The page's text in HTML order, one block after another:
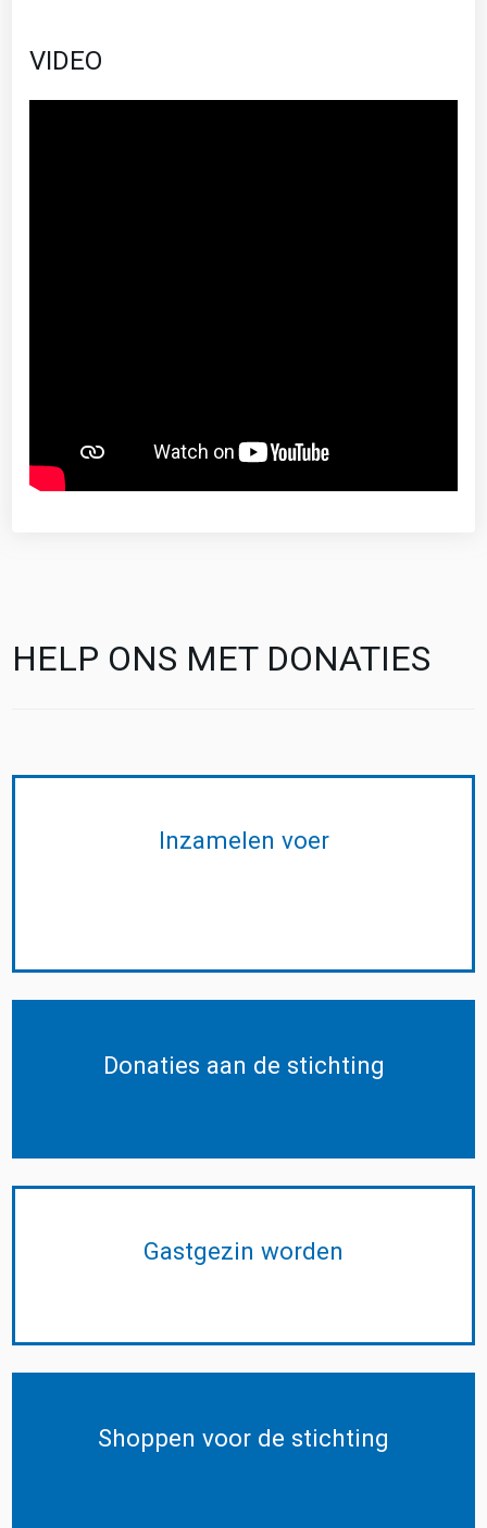
VIDEO
HELP ONS MET DONATIES
Inzamelen voer
Donaties aan de stichting
Gastgezin worden
Shoppen voor de stichting